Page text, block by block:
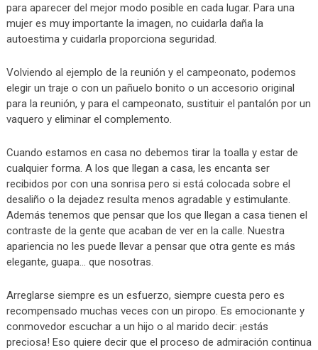
para aparecer del mejor modo posible en cada lugar. Para una
mujer es muy importante la imagen, no cuidarla daña la
autoestima y cuidarla proporciona seguridad.
Volviendo al ejemplo de la reunión y el campeonato, podemos
elegir un traje o con un pañuelo bonito o un accesorio original
para la reunión, y para el campeonato, sustituir el pantalón por un
vaquero y eliminar el complemento.
Cuando estamos en casa no debemos tirar la toalla y estar de
cualquier forma. A los que llegan a casa, les encanta ser
recibidos por con una sonrisa pero si está colocada sobre el
desaliño o la dejadez resulta menos agradable y estimulante.
Además tenemos que pensar que los que llegan a casa tienen el
contraste de la gente que acaban de ver en la calle. Nuestra
apariencia no les puede llevar a pensar que otra gente es más
elegante, guapa… que nosotras.
Arreglarse siempre es un esfuerzo, siempre cuesta pero es
recompensado muchas veces con un piropo. Es emocionante y
conmovedor escuchar a un hijo o al marido decir: ¡estás
preciosa! Eso quiere decir que el proceso de admiración continua